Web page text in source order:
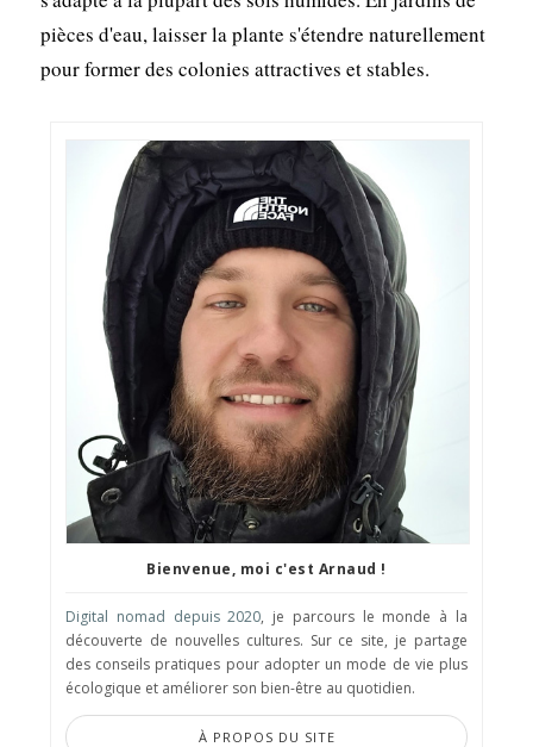
pièces d'eau, laisser la plante s'étendre naturellement
pour former des colonies attractives et stables.
Bienvenue, moi c'est Arnaud !
Digital nomad depuis 2020, je parcours le monde à la
découverte de nouvelles cultures. Sur ce site, je partage
des conseils pratiques pour adopter un mode de vie plus
écologique et améliorer son bien-être au quotidien.
À PROPOS DU SITE